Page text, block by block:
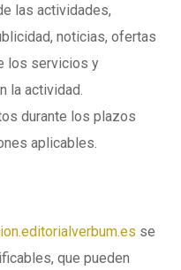
las actividades,
noticias, ofertas
los servicios y
la actividad.
durante los plazos
aplicables.
se
que pueden